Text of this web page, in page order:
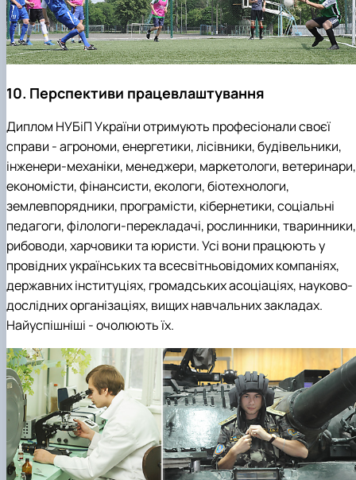
10. Перспективи працевлаштування
Диплом НУБіП України отримують професіонали своєї
справи - агрономи, енергетики, лісівники, будівельники,
інженери-механіки, менеджери, маркетологи, ветеринари,
економісти, фінансисти, екологи, біотехнологи,
землевпорядники, програмісти, кібернетики, соціальні
педагоги, філологи-перекладачі, рослинники, тваринники,
рибоводи, харчовики та юристи. Усі вони працюють у
провідних українських та всесвітньовідомих компаніях,
державних інституціях, громадських асоціаціях, науково-
дослідних організаціях, вищих навчальних закладах.
Найуспішніші - очолюють їх.